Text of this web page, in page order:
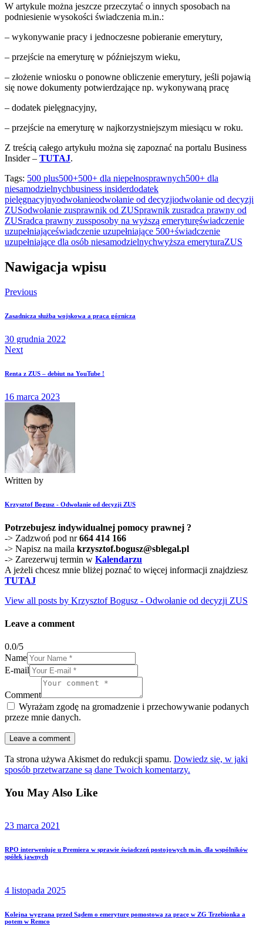
W artykule można jeszcze przeczytać o innych sposobach na
podniesienie wysokości świadczenia m.in.:
– wykonywanie pracy i jednoczesne pobieranie emerytury,
– przejście na emeryturę w późniejszym wieku,
– złożenie wniosku o ponowne obliczenie emerytury, jeśli pojawią
się nowe dokumenty potwierdzające np. wykonywaną pracę
– dodatek pielęgnacyjny,
– przejście na emeryturę w najkorzystniejszym miesiącu w roku.
Z treścią całego artykułu można się zapoznać na portalu Business
Insider – TUTAJ.
Tags: 500 plus500+500+ dla niepełnosprawnych500+ dla
niesamodzielnychbusiness insiderdodatek
pielęgnacyjnyodwołanieodwołanie od decyzjiodwołanie od decyzji
ZUSodwołanie zusprawnik od ZUSprawnik zusradca prawny od
ZUSradca prawny zussposoby na wyższą emeryturęświadczenie
uzupełniająceświadczenie uzupełniające 500+świadczenie
uzupełniające dla osób niesamodzielnychwyższa emeryturaZUS
Nawigacja wpisu
Previous
Zasadnicza służba wojskowa a praca górnicza
30 grudnia 2022
Next
Renta z ZUS – debiut na YouTube !
16 marca 2023
Written by
Krzysztof Bogusz - Odwołanie od decyzji ZUS
Potrzebujesz indywidualnej pomocy prawnej ?
-> Zadzwoń pod nr664 414 166
-> Napisz na maila krzysztof.bogusz@sblegal.pl
-> Zarezerwuj termin w Kalendarzu
A jeżeli chcesz mnie bliżej poznać to więcej informacji znajdziesz
TUTAJ
View all posts by Krzysztof Bogusz - Odwołanie od decyzji ZUS
Leave a comment
0.0/5
Name
E-mail
Comment
Wyrażam zgodę na gromadzenie i przechowywanie podanych
przeze mnie danych.
Ta strona używa Akismet do redukcji spamu. Dowiedz się, w jaki
sposób przetwarzane są dane Twoich komentarzy.
You May Also Like
23 marca 2021
RPO interweniuje u Premiera w sprawie świadczeń postojowych m.in. dla wspólników
spółek jawnych
4 listopada 2025
Kolejna wygrana przed Sądem o emeryturę pomostową za pracę w ZG Trzebionka a
potem w Remco